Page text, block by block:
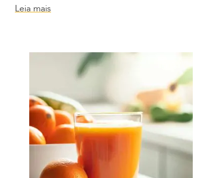
Leia mais